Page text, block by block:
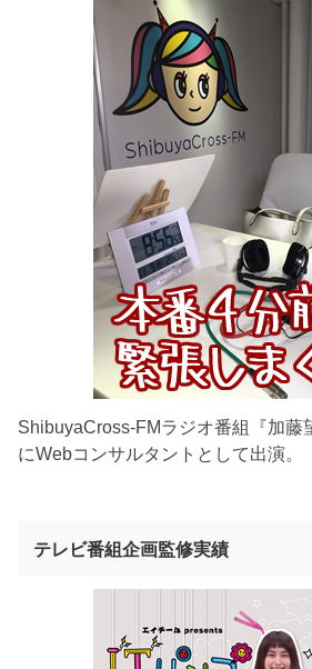
ShibuyaCross-FMラジオ番組『加藤
にWebコンサルタントとして出演。
テレビ番組企画監修実績